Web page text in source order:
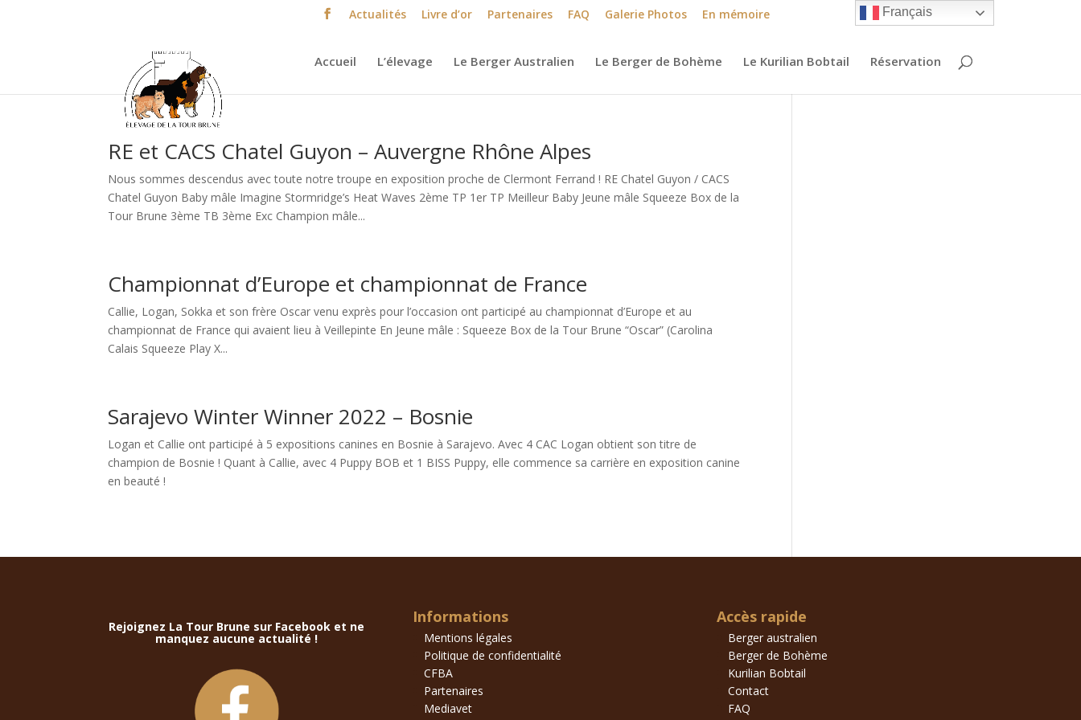
Actualités Livre d’or Partenaires FAQ Galerie Photos En mémoire
Accueil L’élevage Le Berger Australien Le Berger de Bohème Le Kurilian Bobtail Réservation
RE et CACS Chatel Guyon – Auvergne Rhône Alpes
Nous sommes descendus avec toute notre troupe en exposition proche de Clermont Ferrand ! RE Chatel Guyon / CACS
Chatel Guyon Baby mâle Imagine Stormridge’s Heat Waves 2ème TP 1er TP Meilleur Baby Jeune mâle Squeeze Box de la
Tour Brune 3ème TB 3ème Exc Champion mâle...
Championnat d’Europe et championnat de France
Callie, Logan, Sokka et son frère Oscar venu exprès pour l’occasion ont participé au championnat d’Europe et au
championnat de France qui avaient lieu à Veillepinte En Jeune mâle : Squeeze Box de la Tour Brune “Oscar” (Carolina
Calais Squeeze Play X...
Sarajevo Winter Winner 2022 – Bosnie
Logan et Callie ont participé à 5 expositions canines en Bosnie à Sarajevo. Avec 4 CAC Logan obtient son titre de
champion de Bosnie ! Quant à Callie, avec 4 Puppy BOB et 1 BISS Puppy, elle commence sa carrière en exposition canine
en beauté !
Rejoignez La Tour Brune sur Facebook et ne
manquez aucune actualité !
Informations
Mentions légales
Politique de confidentialité
CFBA
Partenaires
Mediavet
Accès rapide
Berger australien
Berger de Bohème
Kurilian Bobtail
Contact
FAQ
Français